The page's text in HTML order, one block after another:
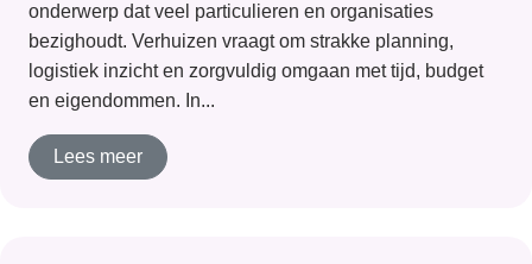
onderwerp dat veel particulieren en organisaties
bezighoudt. Verhuizen vraagt om strakke planning,
logistiek inzicht en zorgvuldig omgaan met tijd, budget
en eigendommen. In...
Lees meer